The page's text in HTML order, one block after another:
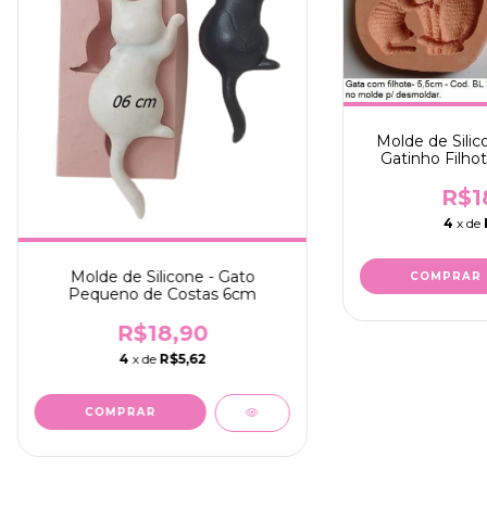
Molde de Silicone - Gato
Pequeno de Costas 6cm
R$18,90
4 x de R$5,62
Molde de
Gatinho
4 x de